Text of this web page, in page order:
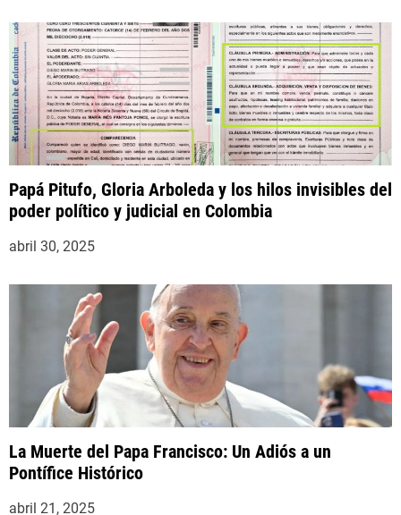
Papá Pitufo, Gloria Arboleda y los hilos invisibles del
poder político y judicial en Colombia
abril 30, 2025
La Muerte del Papa Francisco: Un Adiós a un
Pontífice Histórico
abril 21, 2025